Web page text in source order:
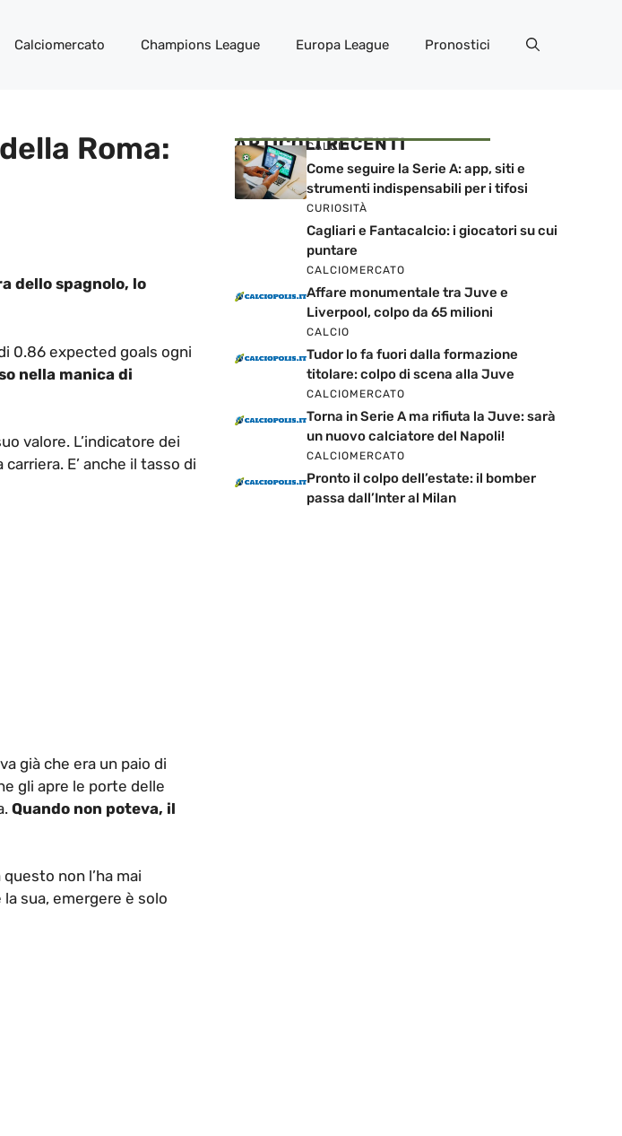
Calciomercato Champions League Europa League Pronostici
Roma:
dello spagnolo, lo
0.86 expected goals ogni
nella manica di
valore. L’indicatore dei
E’ anche il tasso di
già che era un paio di
gli apre le porte delle
Quando non poteva, il
non l’ha mai
sua, emergere è solo
ARTICOLI RECENTI
CALCIO
Come seguire la Serie A: app, siti e
strumenti indispensabili per i tifosi
CURIOSITÀ
Cagliari e Fantacalcio: i giocatori su cui
puntare
CALCIOMERCATO
Affare monumentale tra Juve e
Liverpool, colpo da 65 milioni
CALCIO
Tudor lo fa fuori dalla formazione
titolare: colpo di scena alla Juve
CALCIOMERCATO
Torna in Serie A ma rifiuta la Juve: sarà
un nuovo calciatore del Napoli!
CALCIOMERCATO
Pronto il colpo dell’estate: il bomber
passa dall’Inter al Milan